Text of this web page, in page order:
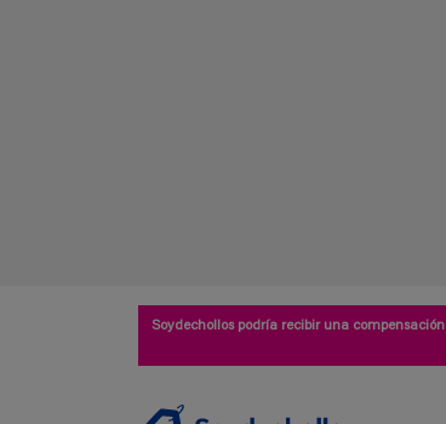
Soydechollos podría recibir una